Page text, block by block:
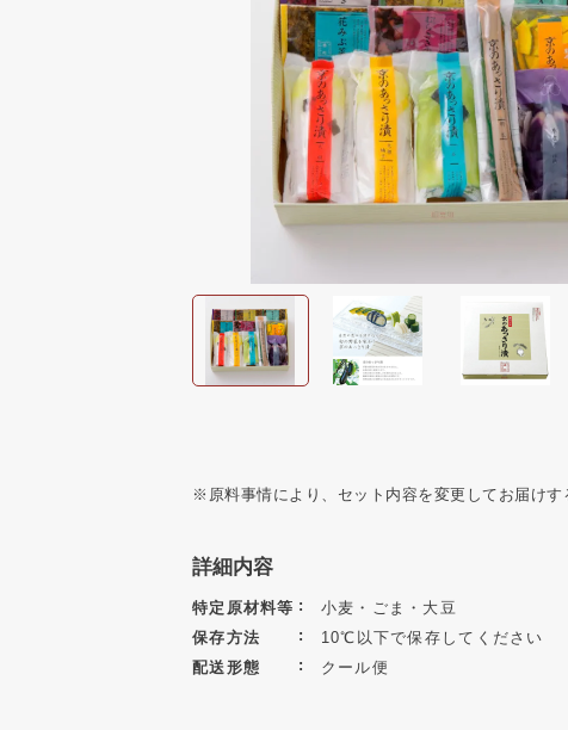
※原料事情により、セット内容を変更してお届けす
詳細内容
特定原材料等
小麦・ごま・大豆
保存方法
10℃以下で保存してください
配送形態
クール便